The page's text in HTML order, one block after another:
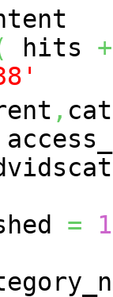
hits +
,
=
1